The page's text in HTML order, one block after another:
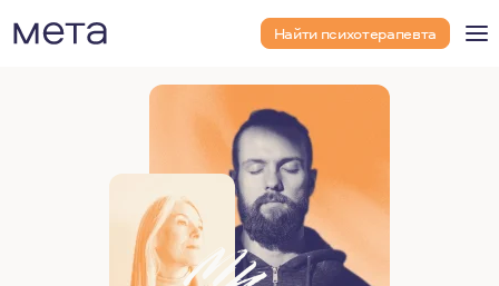
Найти психотерапевта